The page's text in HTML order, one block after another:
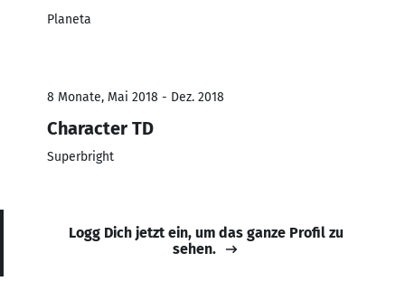
Planeta
8 Monate, Mai 2018 - Dez. 2018
Character TD
Superbright
Logg Dich jetzt ein, um das ganze Profil zu
sehen.